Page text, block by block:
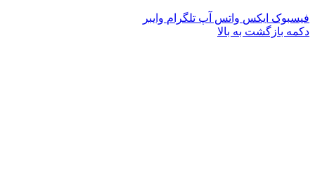
فیسبوک ایکس واتس آپ تلگرام وایبر
دکمه بازگشت به بالا